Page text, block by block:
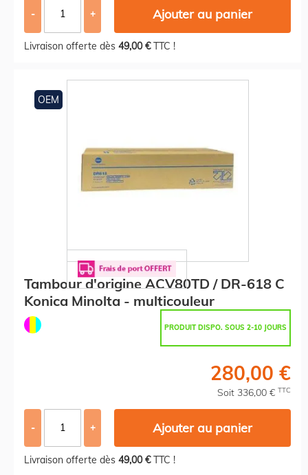
- + Ajouter au panier
Livraison offerte dès 49,00 €TTC !
OEM
Tambour d'origine ACV80TD / DR-618 C
Konica Minolta - multicouleur
PRODUIT DISPO. SOUS 2-10 JOURS
280,00 €
Soit 336,00 € TTC
- + Ajouter au panier
Livraison offerte dès 49,00 €TTC !